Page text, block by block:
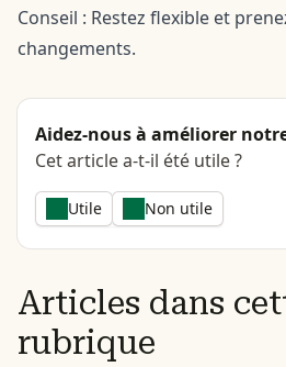
Conseil : Restez flexible et
changements.
Aidez-nous à améliorer
Cet article a-t-il été utile ?
Utile Non utile
Articles dans
rubrique